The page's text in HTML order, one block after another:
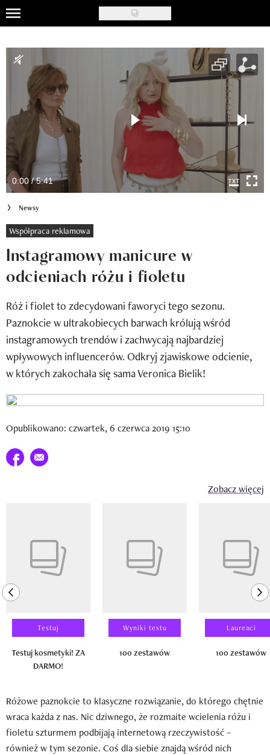
Skip
to
main
content
Moda
Ślub i wesele
Styl życia
Nasze akcje
Inspiracje
Klub Recenzentki
Newsy
Newsletter
Wizaz Summer Influ School
0:00 / 5:41
Newsy
Współpraca reklamowa
Instagramowy manicure w
odcieniach różu i fioletu
Róż i fiolet to zdecydowani faworyci tego sezonu.
Paznokcie w ultrakobiecych barwach królują wśród
instagramowych trendów i zachwycają najbardziej
wpływowych influencerów. Odkryj zjawiskowe odcienie,
w których zakochała się sama Veronica Bielik!
Opublikowano: czwartek, 6 czerwca 2019 15:10
Udostępnij na facebook
E-mail do przyjaciela
Zobacz więcej
previous element
Testuj
Testuj kosmetyki! ZA
DARMO!
Wyniki testu
100 zestawów
Laureaci
100 zestawów
Różowe paznokcie to klasyczne rozwiązanie, do którego chętnie
wraca każda z nas. Nic dziwnego, że rozmaite wcielenia różu i
fioletu szturmem podbijają internetową rzeczywistość –
również w tym sezonie. Coś dla siebie znajdą wśród nich